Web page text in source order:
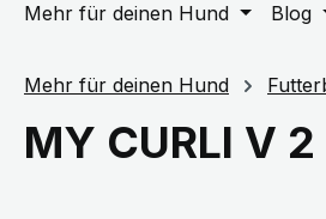
Mehr für deinen Hund
Blog
Mehr für deinen Hund
MY CURLI V 2